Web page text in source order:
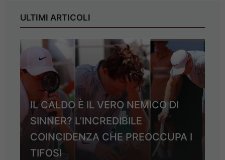
ULTIMI ARTICOLI
IL CALDO È IL VERO NEMICO DI
SINNER? L’INCREDIBILE
COINCIDENZA CHE PREOCCUPA I
TIFOSI